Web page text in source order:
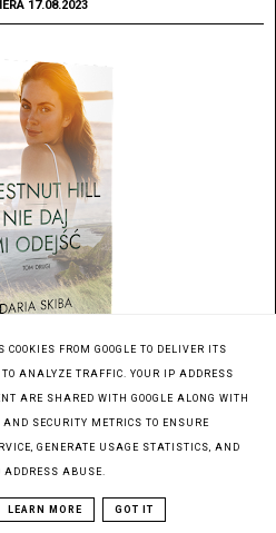
17.08.2023
FROM GOOGLE TO DELIVER ITS
ANALYZE TRAFFIC. YOUR IP ADDRESS
ARE SHARED WITH GOOGLE ALONG WITH
AND SECURITY METRICS TO ENSURE
GENERATE USAGE STATISTICS, AND
ADDRESS ABUSE.
LEARN MORE GOT IT